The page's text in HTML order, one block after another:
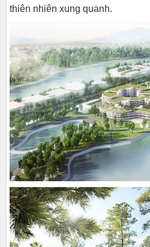
thiên nhiên xung quanh.